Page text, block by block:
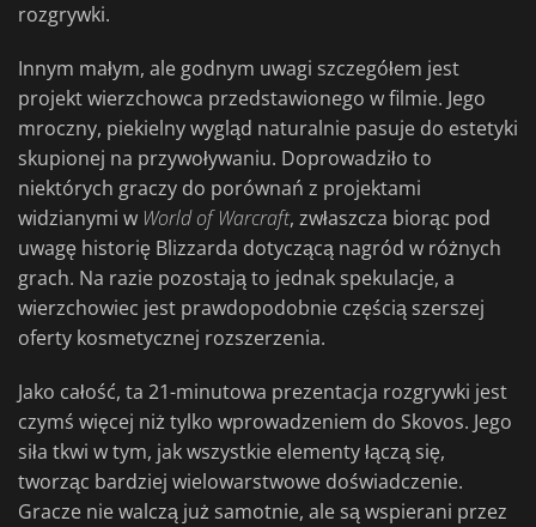
rozgrywki.
Innym małym, ale godnym uwagi szczegółem jest
projekt wierzchowca przedstawionego w filmie. Jego
mroczny, piekielny wygląd naturalnie pasuje do estetyki
skupionej na przywoływaniu. Doprowadziło to
niektórych graczy do porównań z projektami
widzianymi w World of Warcraft, zwłaszcza biorąc pod
uwagę historię Blizzarda dotyczącą nagród w różnych
grach. Na razie pozostają to jednak spekulacje, a
wierzchowiec jest prawdopodobnie częścią szerszej
oferty kosmetycznej rozszerzenia.
Jako całość, ta 21-minutowa prezentacja rozgrywki jest
czymś więcej niż tylko wprowadzeniem do Skovos. Jego
siła tkwi w tym, jak wszystkie elementy łączą się,
tworząc bardziej wielowarstwowe doświadczenie.
Gracze nie walczą już samotnie, ale są wspierani przez